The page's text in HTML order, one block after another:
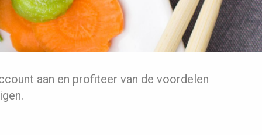
aan en profiteer van de voordelen